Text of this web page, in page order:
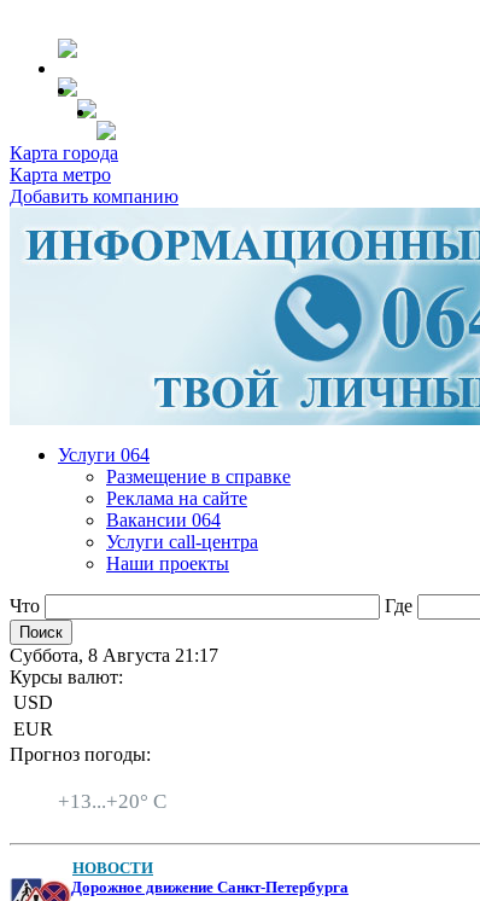
Карта города
Карта метро
Добавить компанию
Услуги 064
Размещение в справке
Реклама на сайте
Вакансии 064
Услуги call-центра
Наши проекты
Что Где
Суббота, 8 Августа 21:17
Курсы валют:
USD
EUR
Прогноз погоды:
+13...+20° C
НОВОСТИ
Дорожное движение Санкт-Петербурга